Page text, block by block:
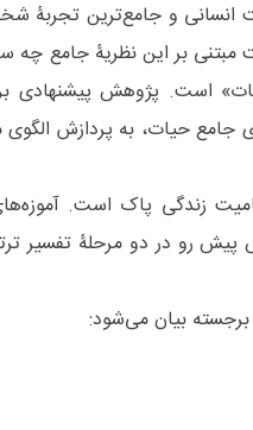
و جامع‌‌ترین تجربۀ
بر این نظریۀ جامع چه
است. پژوهش پیشنهادی
جامع حیات، به پردازش
زندگی پاک است.
رو در دو مرحلۀ تفسیر
برجسته بیان می‌شود: